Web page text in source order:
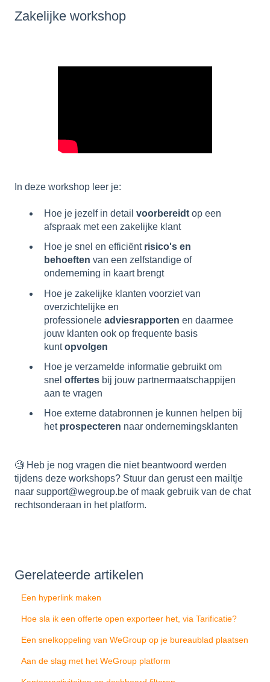
Zakelijke workshop
In deze workshop leer je:
Hoe je jezelf in detail voorbereidt op een
afspraak met een zakelijke klant
Hoe je snel en efficiënt risico's en
behoeften van een zelfstandige of
onderneming in kaart brengt
Hoe je zakelijke klanten voorziet van
overzichtelijke en
professionele adviesrapporten en daarmee
jouw klanten ook op frequente basis
kuntopvolgen
Hoe je verzamelde informatie gebruikt om
snel offertes bij jouw partnermaatschappijen
aan te vragen
Hoe externe databronnen je kunnen helpen bij
het prospecteren naar ondernemingsklanten
🧐 Heb je nog vragen die niet beantwoord werden
tijdens deze workshops? Stuur dan gerust een mailtje
naar support@wegroup.be of maak gebruik van de chat
rechtsonderaan in het platform.
Gerelateerde artikelen
Een hyperlink maken
Hoe sla ik een offerte open exporteer het, via Tarificatie?
Een snelkoppeling van WeGroup op je bureaublad plaatsen
Aan de slag met het WeGroup platform